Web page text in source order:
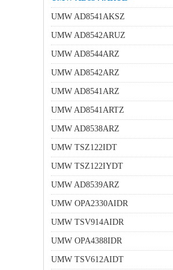
UMW AD8541AKSZ
UMW AD8542ARUZ
UMW AD8544ARZ
UMW AD8542ARZ
UMW AD8541ARZ
UMW AD8541ARTZ
UMW AD8538ARZ
UMW TSZ122IDT
UMW TSZ122IYDT
UMW AD8539ARZ
UMW OPA2330AIDR
UMW TSV914AIDR
UMW OPA4388IDR
UMW TSV612AIDT